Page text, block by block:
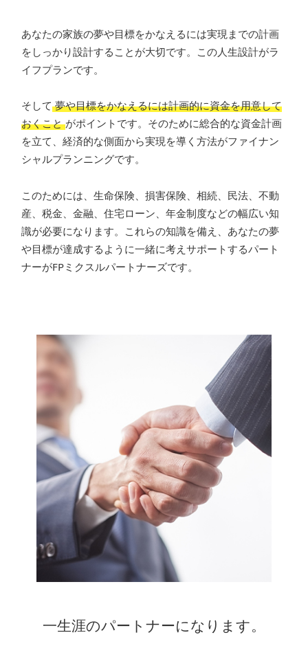
あなたの家族の夢や目標をかなえるには実現までの計画
をしっかり設計することが大切です。この人生設計がラ
イフプランです。
そして夢や目標をかなえるには計画的に資金を用意して
おくこと がポイントです。そのために総合的な資金計画
を立て、経済的な側面から実現を導く方法がファイナン
シャルプランニングです。
このためには、生命保険、損害保険、相続、民法、不動
産、税金、金融、住宅ローン、年金制度などの幅広い知
識が必要になります。これらの知識を備え、あなたの夢
や目標が達成するように一緒に考えサポートするパート
ナーがFPミクスルパートナーズです。
一生涯のパートナーになります。